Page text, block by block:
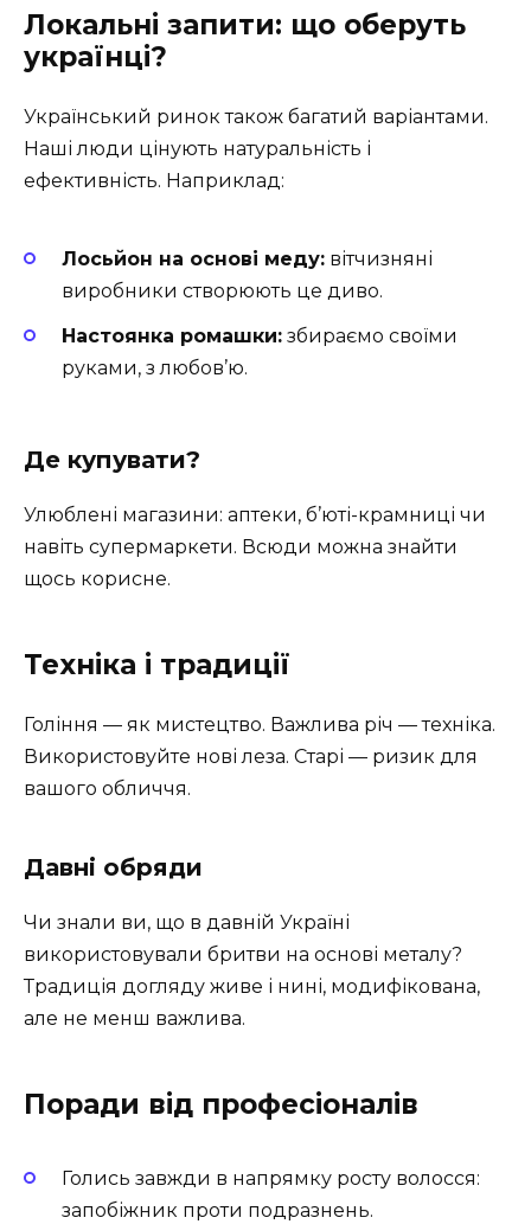
Локальні запити: що оберуть
українці?
Український ринок також багатий варіантами.
Наші люди цінують натуральність і
ефективність. Наприклад:
Лосьйон на основі меду: вітчизняні
виробники створюють це диво.
Настоянка ромашки: збираємо своїми
руками, з любов’ю.
Де купувати?
Улюблені магазини: аптеки, б’юті-крамниці чи
навіть супермаркети. Всюди можна знайти
щось корисне.
Техніка і традиції
Гоління — як мистецтво. Важлива річ — техніка.
Використовуйте нові леза. Старі — ризик для
вашого обличчя.
Давні обряди
Чи знали ви, що в давній Україні
використовували бритви на основі металу?
Традиція догляду живе і нині, модифікована,
але не менш важлива.
Поради від професіоналів
Голись завжди в напрямку росту волосся:
запобіжник проти подразнень.